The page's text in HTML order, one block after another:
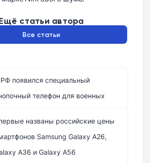
статьи автора
Все статьи
появился специальный
телефон для военных
названы российские цены
Samsung Galaxy A26,
A36 и Galaxy A56